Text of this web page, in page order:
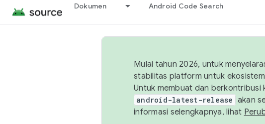
Dokumen Android Code Search
Mulai tahun 2026, untuk
stabilitas platform untuk
Untuk membuat dan berkontribusi
android-latest-release akan
informasi selengkapnya, lihat